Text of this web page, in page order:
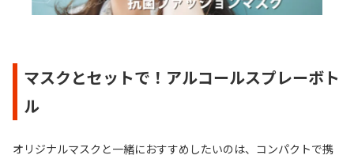
マスクとセットで！アルコールスプレーボト
ル
オリジナルマスクと一緒におすすめしたいのは、コンパクトで携